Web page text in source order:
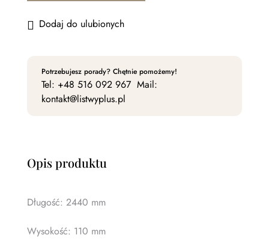
Dodaj do ulubionych
Potrzebujesz porady? Chętnie pomożemy!
Tel: +48 516 092 967 Mail:
kontakt@listwyplus.pl
Opis produktu
Długość: 2440 mm
Wysokość: 110 mm